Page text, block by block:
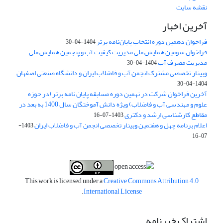
نقشه سایت
آخرین اخبار
فراخوان دهمین دوره انتخاب پایان‌نامه برتر1404-04-30
فراخوان سومین همایش ملی مدیریت کیفیت آب و پنجمین همایش ملی
مدیریت مصرف آب1404-04-30
وبینار تخصصی مشترک انجمن آب و فاضلاب ایران و دانشگاه صنعتی اصفهان
1404-04-30
آخرین فراخوان شرکت در نهمین دوره مسابقه پایان نامه برتر (در حوزه
علوم و مهندسی آب و فاضلاب) ویژه دانش آموختگان سال 1400 به بعد در
مقاطع کارشناسی ارشد و دکتری1403-07-16
اعلام برنامه چهل و هفتمین وبینار تخصصی انجمن آب و فاضلاب ایران
1403-
07-16
This work is licensed under aCreative Commons Attribution 4.0
International License
.